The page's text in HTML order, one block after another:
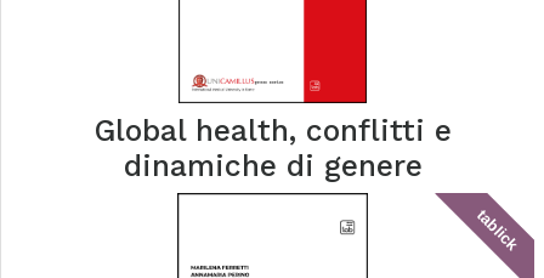
Global health, conflitti e
dinamiche di genere
tablick